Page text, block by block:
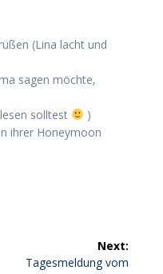
(Lina lacht und
sagen möchte,
solltest
)
ihrer Honeymoon
Next:
Next
Tagesmeldung vom